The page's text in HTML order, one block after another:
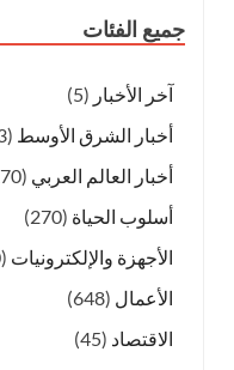
جميع الفئات
آخر الأخبار (5)
أخبار الشرق الأوسط (363)
أخبار العالم العربي (170)
أسلوب الحياة (270)
الأجهزة والإلكترونيات (760)
الأعمال (648)
الاقتصاد (45)